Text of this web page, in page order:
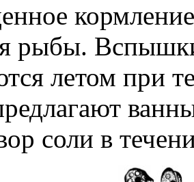
рыбы.
летом при
соли в